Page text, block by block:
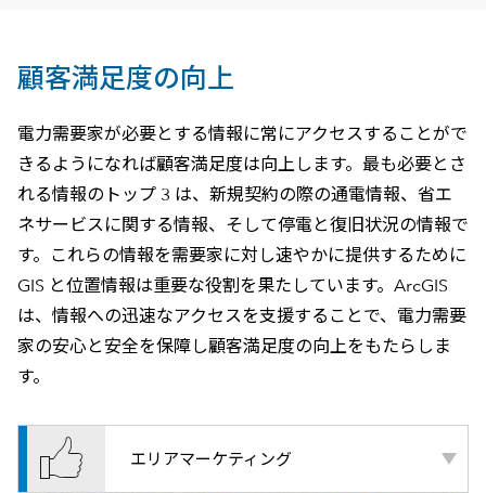
顧客満足度の向上
電力需要家が必要とする情報に常にアクセスすることがで
きるようになれば顧客満足度は向上します。最も必要とさ
れる情報のトップ 3 は、新規契約の際の通電情報、省エ
ネサービスに関する情報、そして停電と復旧状況の情報で
す。これらの情報を需要家に対し速やかに提供するために
GIS と位置情報は重要な役割を果たしています。ArcGIS
は、情報への迅速なアクセスを支援することで、電力需要
家の安心と安全を保障し顧客満足度の向上をもたらしま
す。
エリアマーケティング